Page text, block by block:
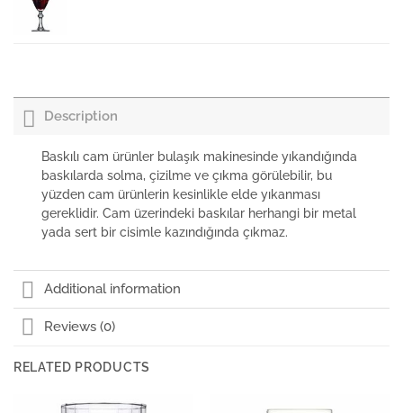
Paşabahçe Su Bardağı Diamond 120cc
0,00 +KDV
Description
Baskılı cam ürünler bulaşık makinesinde yıkandığında
baskılarda solma, çizilme ve çıkma görülebilir, bu
yüzden cam ürünlerin kesinlikle elde yıkanması
gereklidir. Cam üzerindeki baskılar herhangi bir metal
yada sert bir cisimle kazındığında çıkmaz.
Additional information
Reviews (0)
RELATED PRODUCTS